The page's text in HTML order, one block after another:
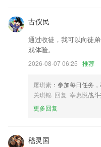
以上就是Kaiyun·体育平台
到应用商店进行打分评论，说
进行优化修改。
增加小说书城
联系我们
进行打分评论，说出您的使用
古仪民
通过收徒，我可以向徒
戏体验。
2026-08-07 06:25 推荐
屠琪素 ：参加每日任务
关琪锦 回复 宰惠悦战
更多回复
嵇灵国